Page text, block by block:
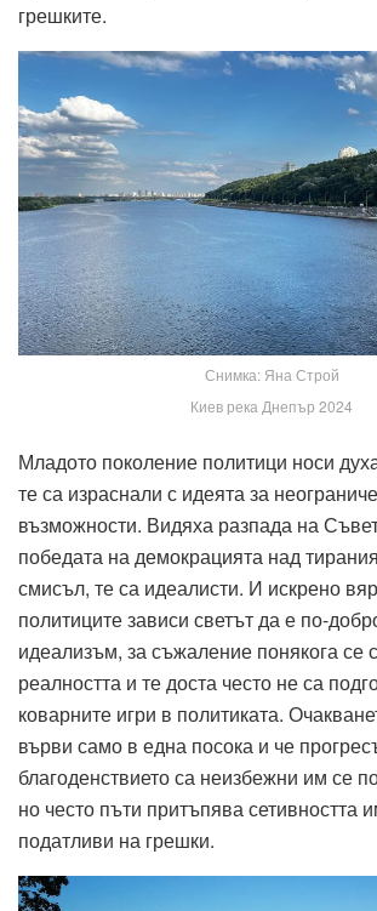
грешките.
Снимка: Яна Строй
Киев река Днепър 2024
Младото поколение политици носи
те са израснали с идеята за
възможности. Видяха разпада на
победата на демокрацията над
смисъл, те са идеалисти. И искрено
политиците зависи светът да е по-
идеализъм, за съжаление понякога се
реалността и те доста често не са
коварните игри в политиката.
върви само в една посока и че
благоденствието са неизбежни им се
но често пъти притъпява сетивността
податливи на грешки.